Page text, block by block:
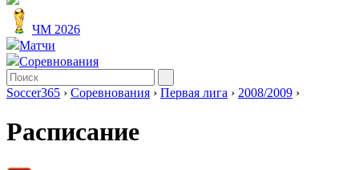
ЧМ 2026
Матчи
Соревнования
Soccer365 › Соревнования › Первая лига › 2008/2009 ›
Расписание